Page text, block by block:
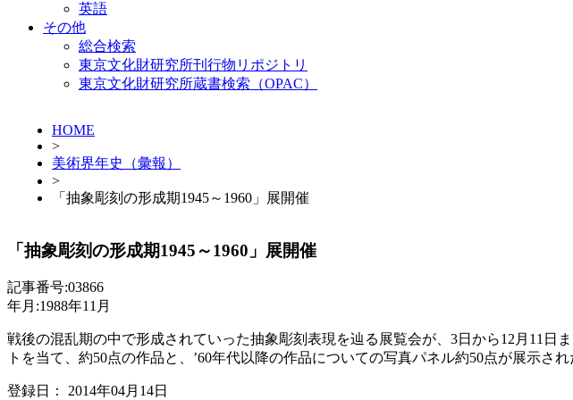
英語
その他
総合検索
東京文化財研究所刊行物リポジトリ
東京文化財研究所蔵書検索（OPAC）
HOME
>
美術界年史（彙報）
>
「抽象彫刻の形成期1945～1960」展開催
「抽象彫刻の形成期1945～1960」展開催
記事番号:03866
年月:1988年11月
戦後の混乱期の中で形成されていった抽象彫刻表現を辿る展覧会が、3日から12月11
トを当て、約50点の作品と、’60年代以降の作品についての写真パネル約50点が展示され
登録日： 2014年04月14日